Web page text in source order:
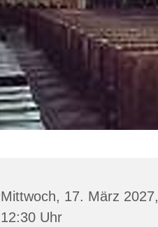
Mittwoch, 17. März 2027,
12:30 Uhr